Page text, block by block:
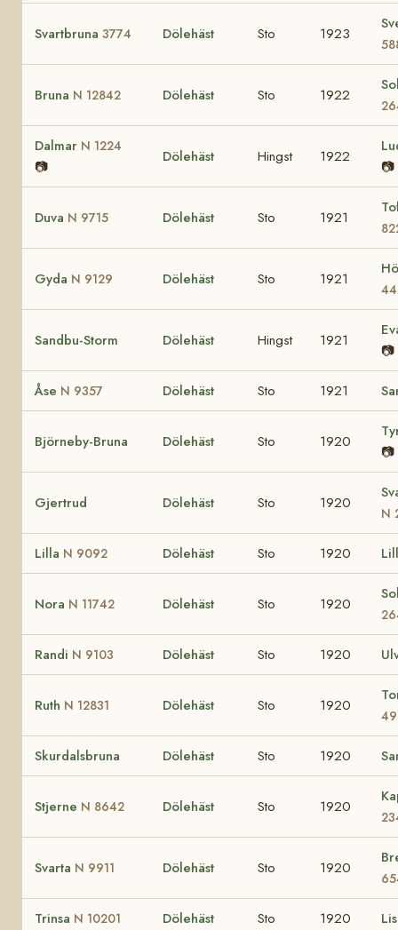
Svartbruna 3774 Dölehäst Sto 1923
Bruna N 12842 Dölehäst Sto 1922
Dalmar N 1224
📷
Dölehäst Hingst 1922
📷
Duva N 9715 Dölehäst Sto 1921
Gyda N 9129 Dölehäst Sto 1921
Sandbu-Storm Dölehäst Hingst 1921
📷
Åse N 9357 Dölehäst Sto 1921
Björneby-Bruna Dölehäst Sto 1920
📷
Gjertrud Dölehäst Sto 1920
N
Lilla N 9092 Dölehäst Sto 1920
Nora N 11742 Dölehäst Sto 1920
Randi N 9103 Dölehäst Sto 1920
Ruth N 12831 Dölehäst Sto 1920
Skurdalsbruna Dölehäst Sto 1920
Stjerne N 8642 Dölehäst Sto 1920
Svarta N 9911 Dölehäst Sto 1920
Trinsa N 10201 Dölehäst Sto 1920